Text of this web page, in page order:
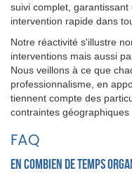
suivi complet,
intervention rapide dans
Notre réactivité s'illustre
interventions mais aussi
Nous veillons à ce que
professionnalisme, en
tiennent compte des
contraintes géographiques
FAQ
En combien de temps